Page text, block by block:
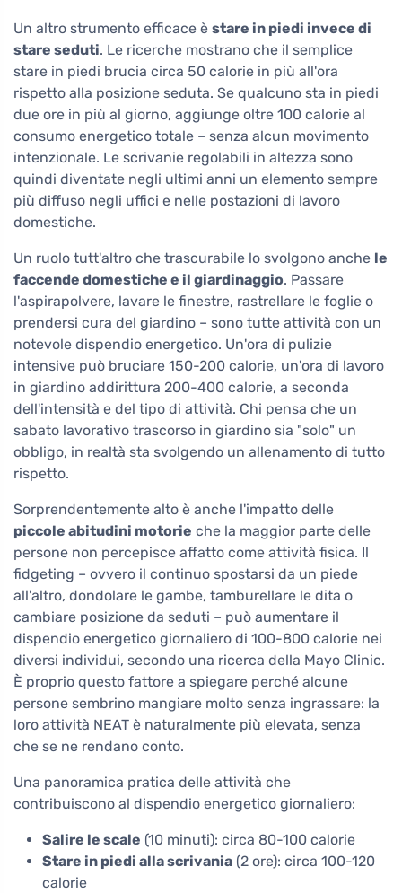
Un altro strumento efficace è stare in piedi invece di
stare seduti. Le ricerche mostrano che il semplice
stare in piedi brucia circa 50 calorie in più all'ora
rispetto alla posizione seduta. Se qualcuno sta in piedi
due ore in più al giorno, aggiunge oltre 100 calorie al
consumo energetico totale – senza alcun movimento
intenzionale. Le scrivanie regolabili in altezza sono
quindi diventate negli ultimi anni un elemento sempre
più diffuso negli uffici e nelle postazioni di lavoro
domestiche.
Un ruolo tutt'altro che trascurabile lo svolgono anche le
faccende domestiche e il giardinaggio. Passare
l'aspirapolvere, lavare le finestre, rastrellare le foglie o
prendersi cura del giardino – sono tutte attività con un
notevole dispendio energetico. Un'ora di pulizie
intensive può bruciare 150-200 calorie, un'ora di lavoro
in giardino addirittura 200-400 calorie, a seconda
dell'intensità e del tipo di attività. Chi pensa che un
sabato lavorativo trascorso in giardino sia "solo" un
obbligo, in realtà sta svolgendo un allenamento di tutto
rispetto.
Sorprendentemente alto è anche l'impatto delle
piccole abitudini motorie che la maggior parte delle
persone non percepisce affatto come attività fisica. Il
fidgeting – ovvero il continuo spostarsi da un piede
all'altro, dondolare le gambe, tamburellare le dita o
cambiare posizione da seduti – può aumentare il
dispendio energetico giornaliero di 100-800 calorie nei
diversi individui, secondo una ricerca della Mayo Clinic.
È proprio questo fattore a spiegare perché alcune
persone sembrino mangiare molto senza ingrassare: la
loro attività NEAT è naturalmente più elevata, senza
che se ne rendano conto.
Una panoramica pratica delle attività che
contribuiscono al dispendio energetico giornaliero:
Salire le scale (10 minuti): circa 80-100 calorie
Stare in piedi alla scrivania (2 ore): circa 100-120
calorie